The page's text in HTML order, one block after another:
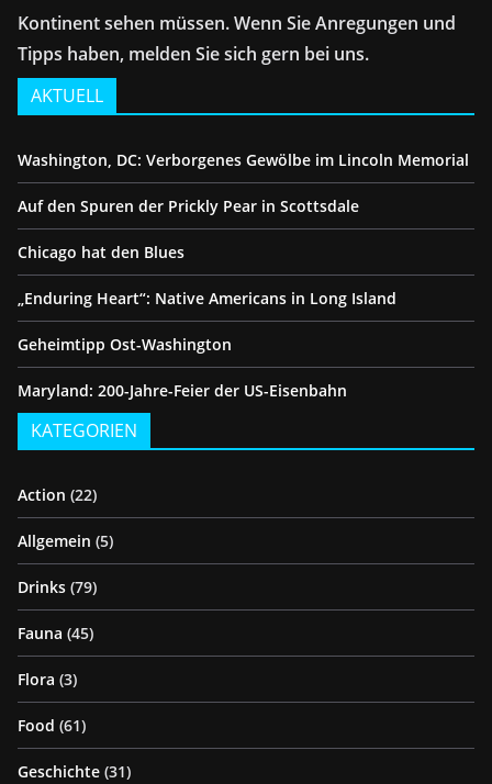
Kontinent sehen müssen. Wenn Sie Anregungen und
Tipps haben, melden Sie sich gern bei uns.
AKTUELL
Washington, DC: Verborgenes Gewölbe im Lincoln Memorial
Auf den Spuren der Prickly Pear in Scottsdale
Chicago hat den Blues
„Enduring Heart“: Native Americans in Long Island
Geheimtipp Ost-Washington
Maryland: 200-Jahre-Feier der US-Eisenbahn
KATEGORIEN
Action (22)
Allgemein (5)
Drinks (79)
Fauna (45)
Flora (3)
Food (61)
Geschichte (31)